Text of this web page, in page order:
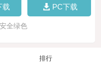
载 PC下载
全绿色
排行